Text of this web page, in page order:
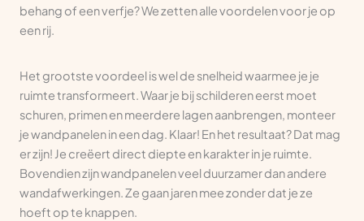
behang of een verfje? We zetten alle voordelen voor je op
een rij.
Het grootste voordeel is wel de snelheid waarmee je je
ruimte transformeert. Waar je bij schilderen eerst moet
schuren, primen en meerdere lagen aanbrengen, monteer
je wandpanelen in een dag. Klaar! En het resultaat? Dat mag
er zijn! Je creëert direct diepte en karakter in je ruimte.
Bovendien zijn wandpanelen veel duurzamer dan andere
wandafwerkingen. Ze gaan jaren mee zonder dat je ze
hoeft op te knappen.